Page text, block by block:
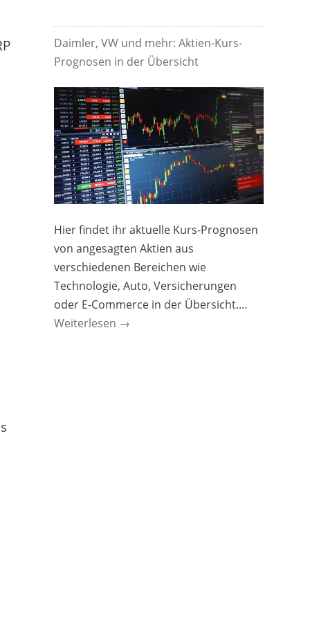
Daimler, VW und mehr: Aktien-Kurs-
Prognosen in der Übersicht
Hier findet ihr aktuelle Kurs-Prognosen
von angesagten Aktien aus
verschiedenen Bereichen wie
Technologie, Auto, Versicherungen
oder E-Commerce in der Übersicht.…
Weiterlesen →